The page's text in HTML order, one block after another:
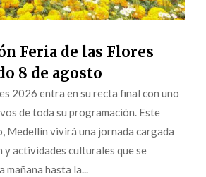
Feria de las Flores
8 de agosto
2026 entra en su recta final con uno
de toda su programación. Este
Medellín vivirá una jornada cargada
y actividades culturales que se
mañana hasta la...